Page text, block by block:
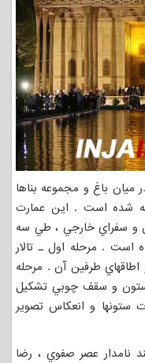
اوایل قرن ۱۱ هـ .ق در میان باغ و مجموعه بناها
شده است . اين عمارت
و سفراي خارجي ، طي سه
. مرحله اول ـ تالار
طرفين آن . مرحله
ستون و سقف چوبي تشكيل
ستونها و انعكاس تصوير
نامدار عصر صفوي ، رضا